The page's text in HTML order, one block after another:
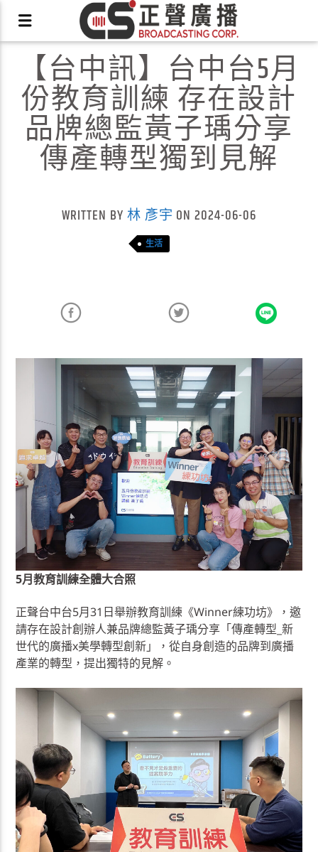
X
【台中訊】台中台5月
份教育訓練 存在設計
品牌總監黃子瑀分享
傳產轉型獨到見解
WRITTEN BY 林 彥宇 ON 2024-06-06
生活
5月教育訓練全體大合照
正聲台中台5月31日舉辦教育訓練《Winner練功坊》，邀
請存在設計創辦人兼品牌總監黃子瑀分享「傳產轉型_新
世代的廣播x美學轉型創新」，從自身創造的品牌到廣播
產業的轉型，提出獨特的見解。